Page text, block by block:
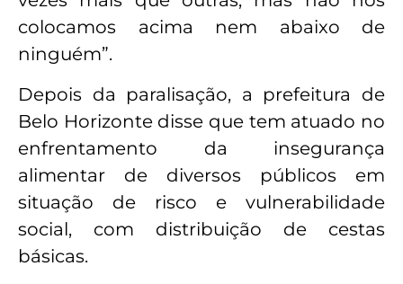
colocamos acima nem abaixo de
ninguém”.
Depois da paralisação, a prefeitura de
Belo Horizonte disse que tem atuado no
enfrentamento da insegurança
alimentar de diversos públicos em
situação de risco e vulnerabilidade
social, com distribuição de cestas
básicas.